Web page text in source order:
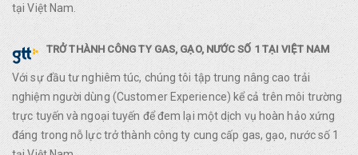
tại Việt Nam.
TRỞ THÀNH CÔNG TY GAS, GẠO, NƯỚC SỐ 1 TẠI VIỆT NAM
Với sự đầu tư nghiêm túc, chúng tôi tập trung nâng cao trải
nghiệm người dùng (Customer Experience) kể cả trên môi trường
trực tuyến và ngoại tuyến để đem lại một dịch vụ hoàn hảo xứng
đáng trong nỗ lực trở thành công ty cung cấp gas, gạo, nước số 1